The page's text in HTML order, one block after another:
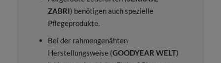
ZABRI) benötigen auch spezielle
Pflegeprodukte.
Bei der rahmengenähten
Herstellungsweise (GOODYEAR WELT)